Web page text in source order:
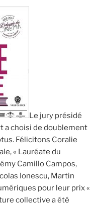
Le jury présidé
a choisi de doublement
Félicitons Coralie
« Lauréate du
Camillo Campos,
Ionescu, Martin
pour leur prix «
collective a été